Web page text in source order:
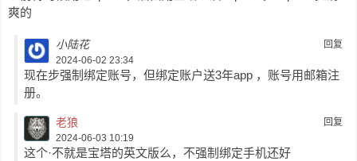
爽的
回复
小陆花
2024-06-02 23:34
现在步强制绑定账号，但绑定账户送3年app ，账号用邮箱注
册。
回复
老狼
2024-06-03 10:19
这个·不就是宝塔的英文版么，不强制绑定手机还好